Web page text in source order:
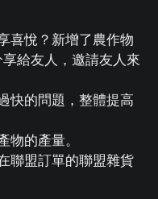
喜悅？新增了農作物
給友人，邀請友人來
快的問題，整體提高
的產量。
聯盟訂單的聯盟雜貨